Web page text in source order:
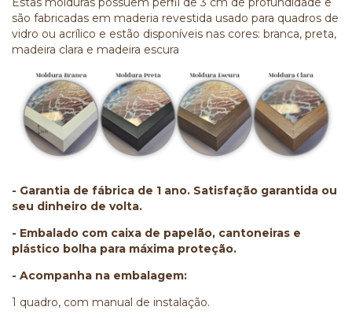
são fabricadas em maderia revestida usado para quadros de
vidro ou acrílico e estão disponíveis nas cores: branca, preta,
madeira clara e madeira escura
- Garantia de fábrica de 1 ano. Satisfação garantida ou
seu dinheiro de volta.
- Embalado com caixa de papelão, cantoneiras e
plástico bolha para máxima proteção.
- Acompanha na embalagem:
1 quadro, com manual de instalação.